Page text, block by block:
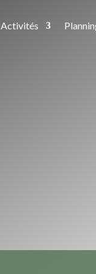
Activités